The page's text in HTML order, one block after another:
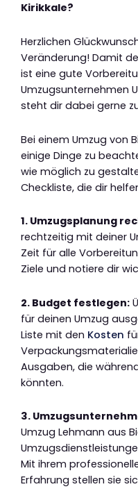
Kirikkale?
Herzlichen
Veränderung! Damit
ist eine gute
Umzugsunternehmen
steht dir dabei gerne
Bei einem Umzug von
einige Dinge zu
wie möglich zu
Checkliste, die dir
1. Umzugsplanung
rechtzeitig mit deiner
Zeit für alle
Ziele und notiere dir
2. Budget festlegen:
für deinen Umzug
Liste mit den Kosten
Ausgaben, die
könnten.
3.
Umzug Lehmann aus
Mit ihrem
Erfahrung stellen sie